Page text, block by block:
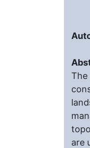
The
are